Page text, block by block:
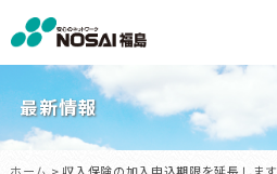
NOSAI
福
最新情報